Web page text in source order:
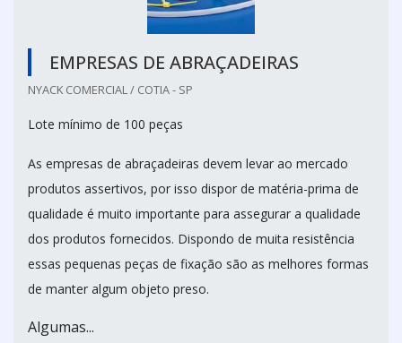
EMPRESAS DE ABRAÇADEIRAS
NYACK COMERCIAL / COTIA - SP
Lote mínimo de 100 peças
As empresas de abraçadeiras devem levar ao mercado
produtos assertivos, por isso dispor de matéria-prima de
qualidade é muito importante para assegurar a qualidade
dos produtos fornecidos. Dispondo de muita resistência
essas pequenas peças de fixação são as melhores formas
de manter algum objeto preso.
Algumas...